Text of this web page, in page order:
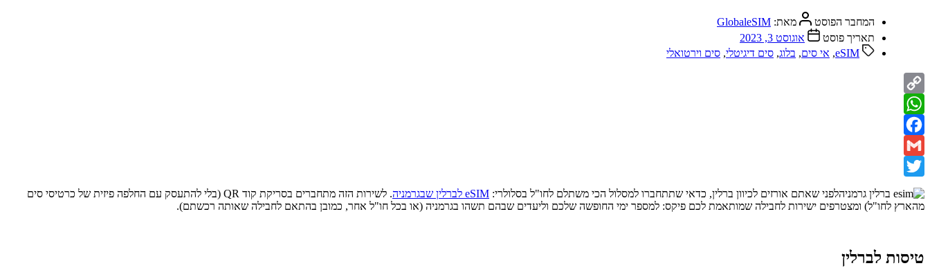
המחבר הפוסט מאת: GlobaleSIM
תאריך פוסט
אוגוסט 3, 2023
eSIM
, אי סים, בלוג, סים דיגיטלי, סים וירטואלי
Copy
Link
WhatsApp
Facebook
Gmail
Twitter
לפני שאתם אורזים לכיוון ברלין, כדאי שתתחברו למסלול הכי משתלם לחו"ל בסלולרי: eSIM לברלין שבגרמניה
. לשירות הזה מתחברים בסריקת קוד QR (בלי להתעסק עם החלפה פיזית של כרטיסי סים
מהארץ לחו"ל) ומצטרפים ישירות לחבילה שמותאמת לכם פיקס: למספר ימי החופשה שלכם וליעדים שבהם תשהו בגרמניה (או בכל חו"ל אחר, כמובן בהתאם לחבילה שאותה רכשתם).
טיסות לברלין